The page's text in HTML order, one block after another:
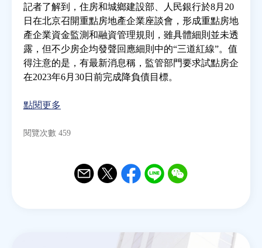
記者了解到，住房和城鄉建設部、人民銀行於8月20
日在北京召開重點房地產企業座談會，形成重點房地
產企業資金監測和融資管理規則，雖具體細則並未透
露，但不少房企均發聲回應細則中的“三道紅線”。值
得注意的是，有最新消息稱，監管部門要求試點房企
在2023年6月30日前完成降負債目標。
點閱更多
閱覽次數 459